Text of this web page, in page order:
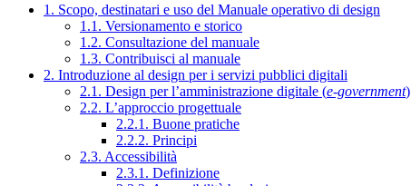
1. Scopo, destinatari e uso del Manuale operativo di design
1.1. Versionamento e storico
1.2. Consultazione del manuale
1.3. Contribuisci al manuale
2. Introduzione al design per i servizi pubblici digitali
2.1. Design per l’amministrazione digitale (e-government)
2.2. L’approccio progettuale
2.2.1. Buone pratiche
2.2.2. Principi
2.3. Accessibilità
2.3.1. Definizione